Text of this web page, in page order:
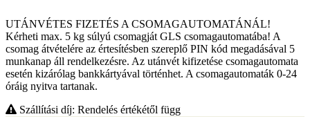
UTÁNVÉTES FIZETÉS A CSOMAGAUTOMATÁNÁL!
Kérheti max. 5 kg súlyú csomagját GLS csomagautomatába! A
csomag átvételére az értesítésben szereplő PIN kód megadásával 5
munkanap áll rendelkezésre. Az utánvét kifizetése csomagautomata
esetén kizárólag bankkártyával történhet. A csomagautomaták 0-24
óráig nyitva tartanak.
Szállítási díj: Rendelés értékétől függ